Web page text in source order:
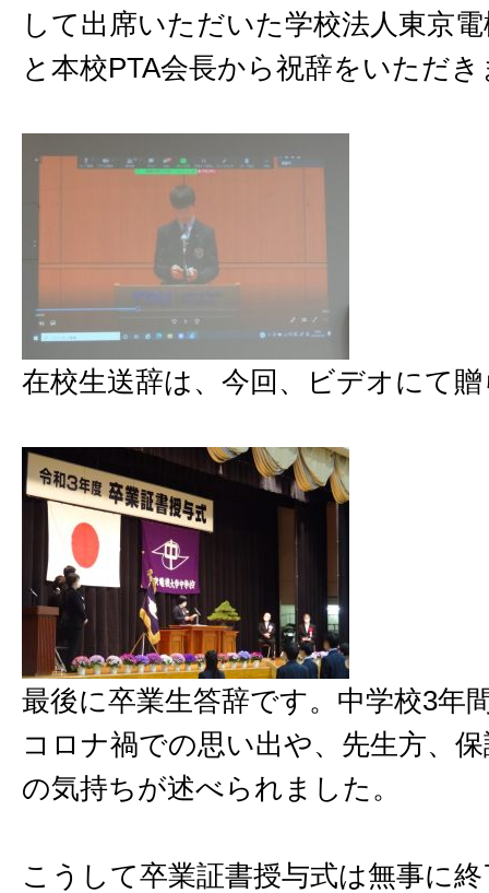
して出席いただいた学校法人東京
と本校PTA会長から祝辞をいただ
在校生送辞は、今回、ビデオにて
最後に卒業生答辞です。中学校3年
コロナ禍での思い出や、先生方、
の気持ちが述べられました。
こうして卒業証書授与式は無事に